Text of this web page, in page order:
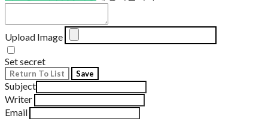
Upload Image
Set secret
Return To List Save
Subject
Writer
Email